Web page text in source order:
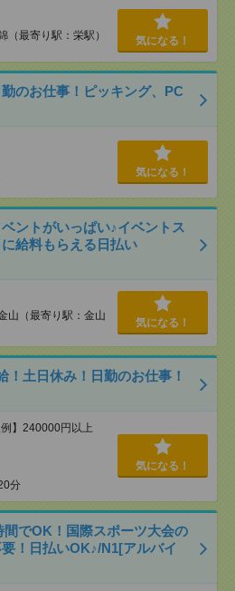
（最寄り駅：栄駅） 気になる！
のお仕事！ピッキング、PC
気になる！
ントがいっぱい♪イベントス
給料もらえる日払い
山（最寄り駅：金山
気になる！
！土日休み！日勤のお仕事！
】240000円以上
分
気になる！
でOK！国際スポーツ大会の
！日払いOK♪/N1[アルバイ